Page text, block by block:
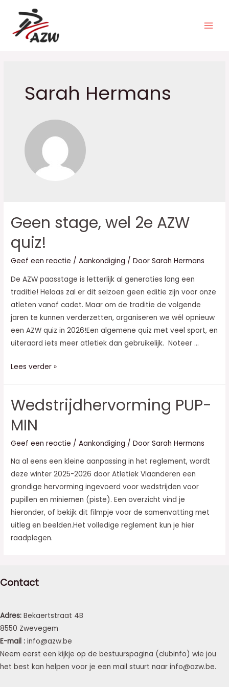
Sarah Hermans
Geen stage, wel 2e AZW
quiz!
Geef een reactie /Aankondiging / DoorSarah Hermans
De AZW paasstage is letterlijk al generaties lang een
traditie! Helaas zal er dit seizoen geen editie zijn voor onze
atleten vanaf cadet. Maar om de traditie de volgende
jaren te kunnen verderzetten, organiseren we wél opnieuw
een AZW quiz in 2026!Een algemene quiz met veel sport, en
uiteraard iets meer atletiek dan gebruikelijk. Noteer …
Geen
2e
AZW
quiz!
Lees verder »
Wedstrijdhervorming PUP-
MIN
Geef een reactie /Aankondiging / DoorSarah Hermans
Na al eens een kleine aanpassing in het reglement, wordt
deze winter 2025-2026 door Atletiek Vlaanderen een
grondige hervorming ingevoerd voor wedstrijden voor
pupillen en miniemen (piste). Een overzicht vind je
hieronder, of bekijk dit filmpje voor de samenvatting met
uitleg en beelden.Het volledige reglement kun je hier
raadplegen.
Contact
Adres: Bekaertstraat 4B
8550 Zwevegem
E-mail : info@azw.be
Neem eerst een kijkje op de bestuurspagina (clubinfo) wie jou
het best kan helpen voor je een mail stuurt naar info@azw.be.